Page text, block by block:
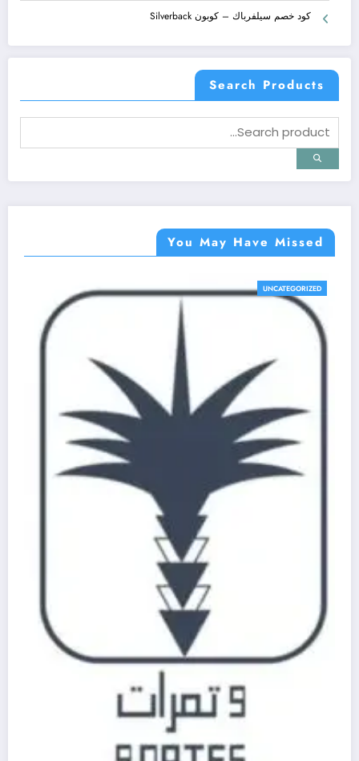
كود خصم سيلفرباك – كوبون Silverback
Search Products
You May Have Missed
UNCATEGORIZED